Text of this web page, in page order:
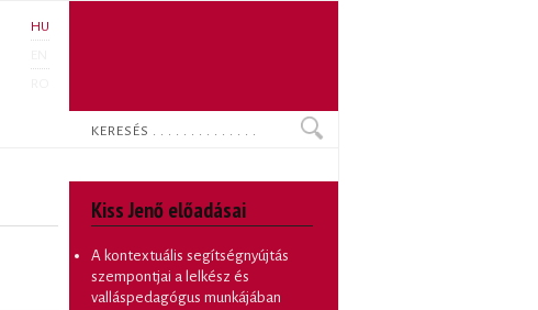
HU
Keresés
Kiss Jenő előadásai
A kontextuális segítségnyújtás
szempontjai a lelkész és
valláspedagógus munkájában